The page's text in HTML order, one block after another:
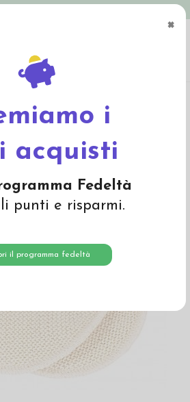
×
i
acquisti
Fedeltà
punti e risparmi.
il programma fedeltà